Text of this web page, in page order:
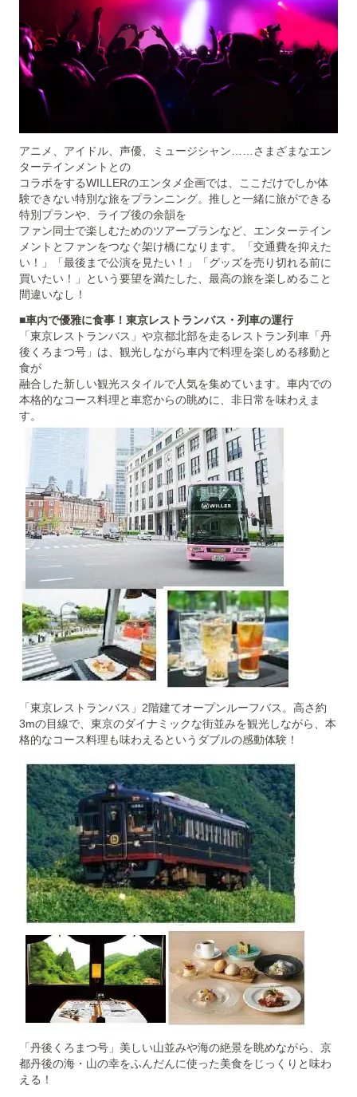
アニメ、アイドル、声優、ミュージシャン……さまざまなエン
ターテインメントとの
コラボをするWILLERのエンタメ企画では、ここだけでしか体
験できない特別な旅をプランニング。推しと一緒に旅ができる
特別プランや、ライブ後の余韻を
ファン同士で楽しむためのツアープランなど、エンターテイン
メントとファンをつなぐ架け橋になります。「交通費を抑えた
い！」「最後まで公演を見たい！」「グッズを売り切れる前に
買いたい！」という要望を満たした、最高の旅を楽しめること
間違いなし！
■車内で優雅に食事！東京レストランバス・列車の運行
「東京レストランバス」や京都北部を走るレストラン列車「丹
後くろまつ号」は、観光しながら車内で料理を楽しめる移動と
食が
融合した新しい観光スタイルで人気を集めています。車内での
本格的なコース料理と車窓からの眺めに、非日常を味わえま
す。
「東京レストランバス」2階建てオープンルーフバス。高さ約
3mの目線で、東京のダイナミックな街並みを観光しながら、本
格的なコース料理も味わえるというダブルの感動体験！
「丹後くろまつ号」美しい山並みや海の絶景を眺めながら、京
都丹後の海・山の幸をふんだんに使った美食をじっくりと味わ
える！